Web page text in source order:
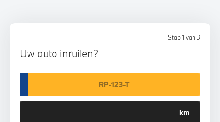
Stap 1 van 3
Uw auto inruilen?